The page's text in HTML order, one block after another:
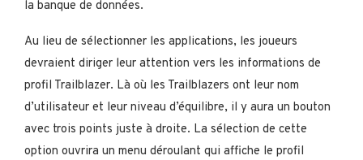
la banque de données.
Au lieu de sélectionner les applications, les joueurs
devraient diriger leur attention vers les informations de
profil Trailblazer. Là où les Trailblazers ont leur nom
d’utilisateur et leur niveau d’équilibre, il y aura un bouton
avec trois points juste à droite. La sélection de cette
option ouvrira un menu déroulant qui affiche le profil